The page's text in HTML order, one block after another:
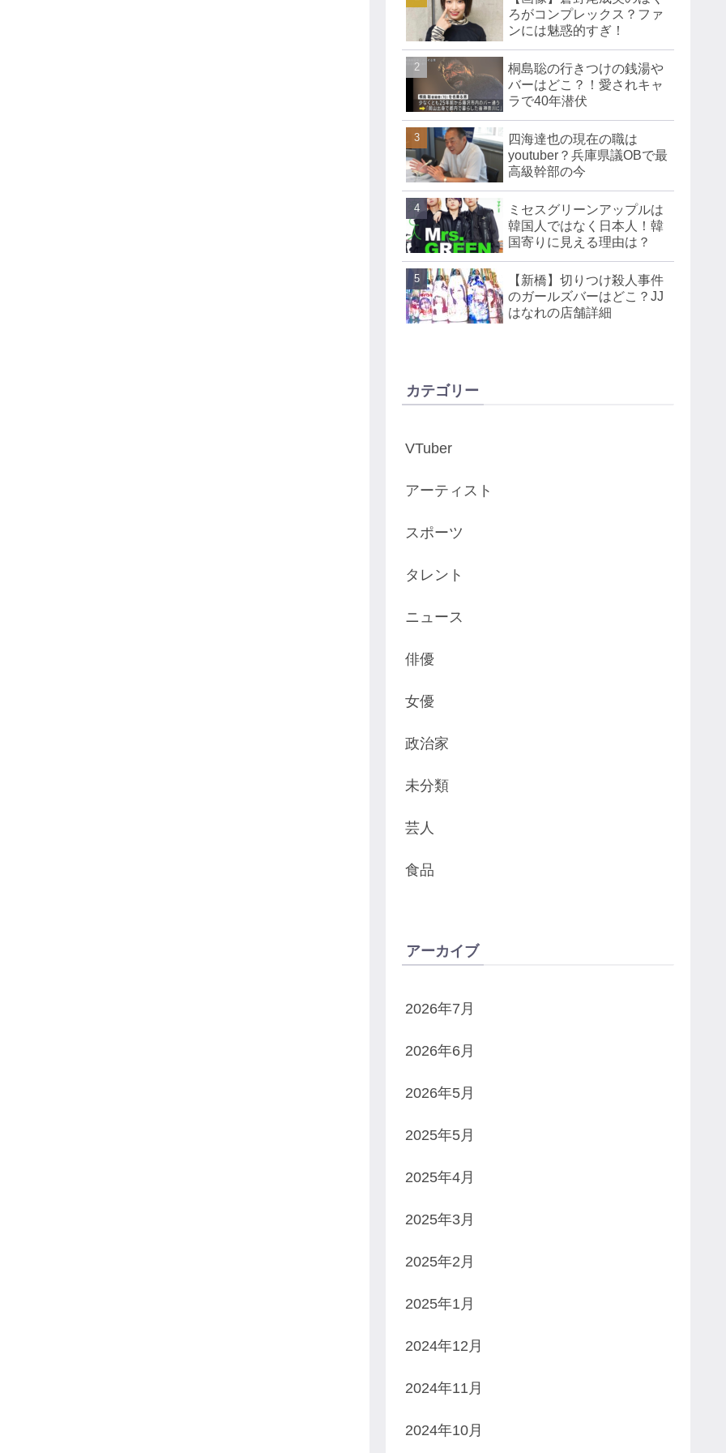
ろがコンプレックス？ファ
ンには魅惑的すぎ！
桐島聡の行きつけの銭湯や
バーはどこ？！愛されキャ
ラで40年潜伏
四海達也の現在の職は
youtuber？兵庫県議OBで最
高級幹部の今
ミセスグリーンアップルは
韓国人ではなく日本人！韓
国寄りに見える理由は？
【新橋】切りつけ殺人事件
のガールズバーはどこ？JJ
はなれの店舗詳細
カテゴリー
VTuber
アーティスト
スポーツ
タレント
ニュース
俳優
女優
政治家
未分類
芸人
食品
アーカイブ
2026年7月
2026年6月
2026年5月
2025年5月
2025年4月
2025年3月
2025年2月
2025年1月
2024年12月
2024年11月
2024年10月